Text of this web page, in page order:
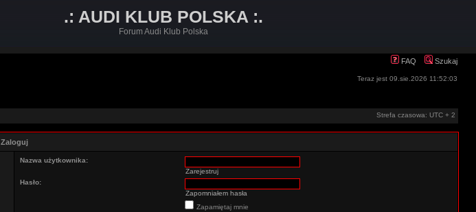
.: AUDI KLUB POLSKA :.
Forum Audi Klub Polska
FAQ Szukaj
Teraz jest 09.sie.2026 11:52:03
Strefa czasowa: UTC + 2
Zaloguj
Nazwa użytkownika:
Zarejestruj
Hasło:
Zapomniałem hasła
Zapamiętaj mnie